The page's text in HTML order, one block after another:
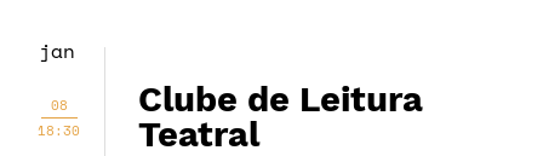
jan
08
18:30
Clube de Leitura
Teatral